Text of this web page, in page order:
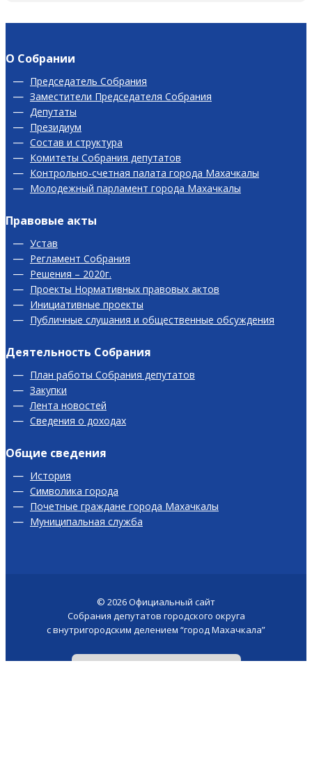
О Собрании
Председатель Собрания
Заместители Председателя Собрания
Депутаты
Президиум
Состав и структура
Комитеты Собрания депутатов
Контрольно-счетная палата города Махачкалы
Молодежный парламент города Махачкалы
Правовые акты
Устав
Регламент Собрания
Решения – 2020г.
Проекты Нормативных правовых актов
Инициативные проекты
Публичные слушания и общественные обсуждения
Деятельность Собрания
План работы Собрания депутатов
Закупки
Лента новостей
Сведения о доходах
Общие сведения
История
Символика города
Почетные граждане города Махачкалы
Муниципальная служба
© 2026Официальный сайт
Собрания депутатов городского округа
с внутригородским делением “город Махачкала”